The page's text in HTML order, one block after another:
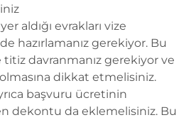
aldığı evrakları vize
hazırlamanız gerekiyor. Bu
davranmanız gerekiyor ve
dikkat etmelisiniz.
başvuru ücretinin
dekontu da eklemelisiniz. Bu